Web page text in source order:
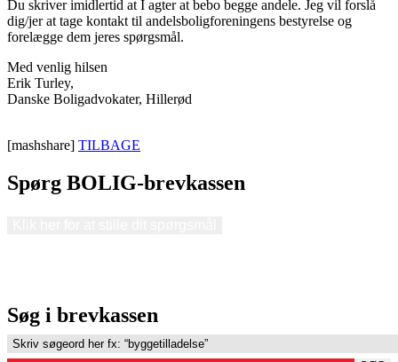
Du skriver imidlertid at I agter at bebo begge andele. Jeg vil forslå
dig/jer at tage kontakt til andelsboligforeningens bestyrelse og
forelægge dem jeres spørgsmål.
Med venlig hilsen
Erik Turley,
Danske Boligadvokater, Hillerød
[mashshare] TILBAGE
Spørg BOLIG-brevkassen
Søg i brevkassen